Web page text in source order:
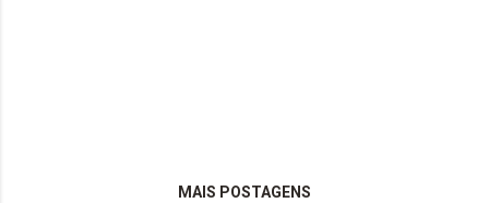
MAIS POSTAGENS